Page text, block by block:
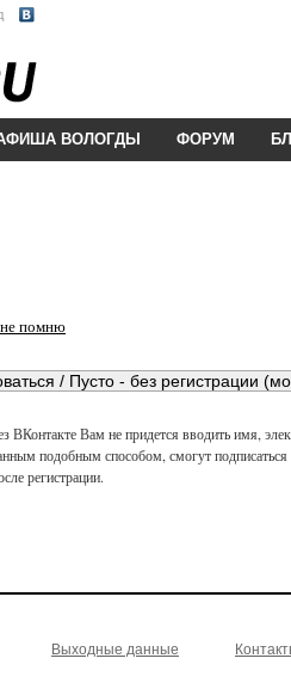
ВОЛОГДЫ ФОРУМ
не помню
ВКонтакте Вам не придется вводить имя,
подобным способом, смогут
регистрации.
Выходные данные